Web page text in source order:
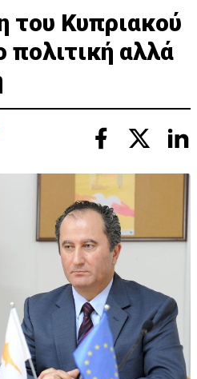
του Κυπριακού
πολιτική αλλά